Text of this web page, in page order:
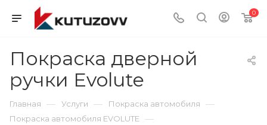
0
Покраска дверной
ручки Evolute
Главная — Услуги — Покраска автомобиля —
Покраска автомобиля EVOLUTE —